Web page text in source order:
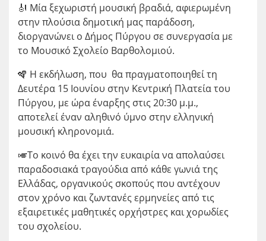
🎻 Μία ξεχωριστή μουσική βραδιά, αφιερωμένη
στην πλούσια δημοτική μας παράδοση,
διοργανώνει ο Δήμος Πύργου σε συνεργασία με
το Μουσικό Σχολείο Βαρθολομιού.
🪇 Η εκδήλωση, που θα πραγματοποιηθεί τη
Δευτέρα 15 Ιουνίου στην Κεντρική Πλατεία του
Πύργου, με ώρα έναρξης στις 20:30 μ.μ.,
αποτελεί έναν αληθινό ύμνο στην ελληνική
μουσική κληρονομιά.
🎺Το κοινό θα έχει την ευκαιρία να απολαύσει
παραδοσιακά τραγούδια από κάθε γωνιά της
Ελλάδας, οργανικούς σκοπούς που αντέχουν
στον χρόνο και ζωντανές ερμηνείες από τις
εξαιρετικές μαθητικές ορχήστρες και χορωδίες
του σχολείου.